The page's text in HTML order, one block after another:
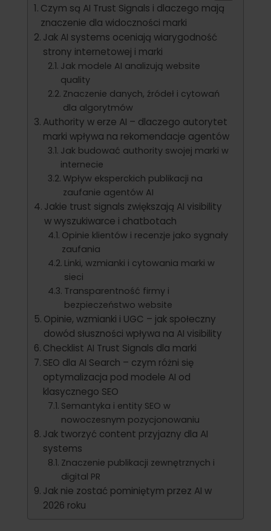
Czym są AI Trust Signals i dlaczego mają
znaczenie dla widoczności marki
Jak AI systems oceniają wiarygodność
strony internetowej i marki
Jak modele AI analizują website
quality
Znaczenie danych, źródeł i cytowań
dla algorytmów
Authority w erze AI – dlaczego autorytet
marki wpływa na rekomendacje agentów
Jak budować authority swojej marki w
internecie
Wpływ eksperckich publikacji na
zaufanie agentów AI
Jakie trust signals zwiększają AI visibility
w wyszukiwarce i chatbotach
Opinie klientów i recenzje jako sygnały
zaufania
Linki, wzmianki i cytowania marki w
sieci
Transparentność firmy i
bezpieczeństwo website
Opinie, wzmianki i UGC – jak społeczny
dowód słuszności wpływa na AI visibility
Checklist AI Trust Signals dla marki
SEO dla AI Search – czym różni się
optymalizacja pod modele AI od
klasycznego SEO
Semantyka i entity SEO w
nowoczesnym pozycjonowaniu
Jak tworzyć content przyjazny dla AI
systems
Znaczenie publikacji zewnętrznych i
digital PR
Jak nie zostać pominiętym przez AI w
2026 roku